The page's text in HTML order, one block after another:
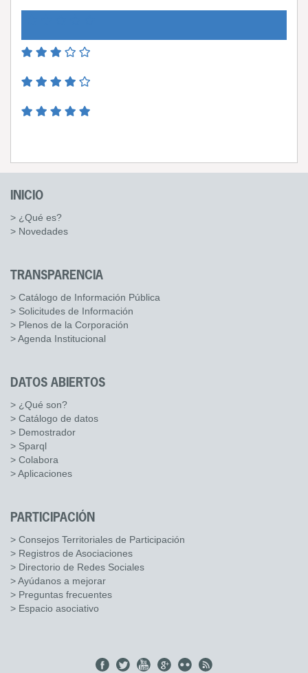
INICIO
> ¿Qué es?
> Novedades
TRANSPARENCIA
> Catálogo de Información Pública
> Solicitudes de Información
> Plenos de la Corporación
> Agenda Institucional
DATOS ABIERTOS
> ¿Qué son?
> Catálogo de datos
> Demostrador
> Sparql
> Colabora
> Aplicaciones
PARTICIPACIÓN
> Consejos Territoriales de Participación
> Registros de Asociaciones
> Directorio de Redes Sociales
> Ayúdanos a mejorar
> Preguntas frecuentes
> Espacio asociativo